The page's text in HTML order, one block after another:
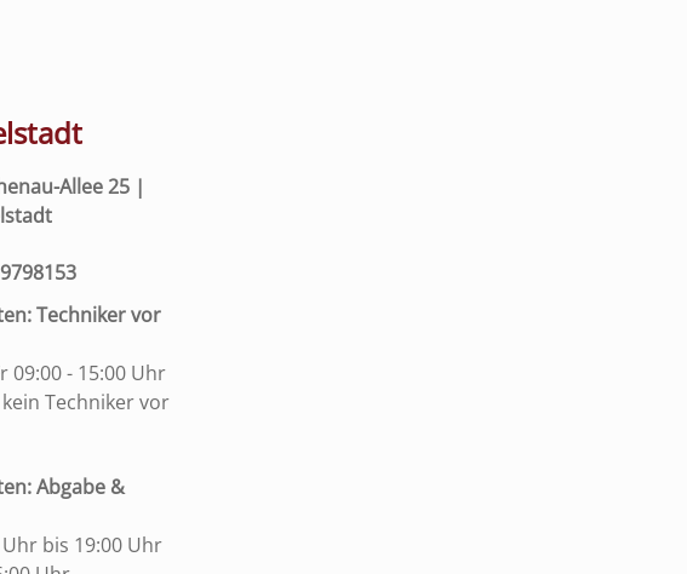
Allee 25 |
Techniker vor
09:00 - 15:00 Uhr
Techniker vor
Abgabe &
bis 19:00 Uhr